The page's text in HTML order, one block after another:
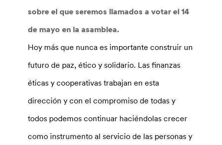
sobre el que seremos llamados a votar el 14
de mayo en la asamblea.
Hoy más que nunca es importante construir un
futuro de paz, ético y solidario. Las finanzas
éticas y cooperativas trabajan en esta
dirección y con el compromiso de todas y
todos podemos continuar haciéndolas crecer
como instrumento al servicio de las personas y